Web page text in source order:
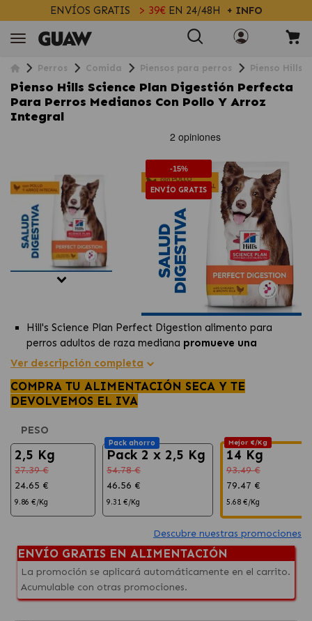
ENVÍOS GRATIS > 39€EN 24/48H + INFO
Perros Comida Piensos para perros Pienso Hills
Pienso Hills Science Plan Digestión Perfecta
Para Perros Medianos Con Pollo Y Arroz
Integral
-15%
ENVÍO GRATIS
Hill's Science Plan Perfect Digestion alimento para
perros adultos de raza mediana promueve una
digestión saludable.
La fórmula incluye ActivBiome+ para
microbioma y asegurar heces regulares y saludables.
Ofrece unanutrición equilibrada
Ver descripción completa
COMPRA TU ALIMENTACIÓN SECA Y TE
DEVOLVEMOS EL IVA
PESO
2,5 Kg
27.39 €
24.65 €
9.86 €/Kg
Pack ahorro
Pack 2 x 2,5 Kg
54.78 €
46.56 €
9.31 €/Kg
Mejor €/Kg
14 Kg
93.49 €
79.47 €
5.68 €/Kg
Descubre nuestras promociones
ENVÍO GRATIS EN ALIMENTACIÓN
La promoción se aplicará automáticamente en el carrito.
Acumulable con otras promociones.